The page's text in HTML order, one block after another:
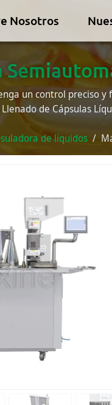
Nosotros
un control preciso y
de Cápsulas
de líquidos